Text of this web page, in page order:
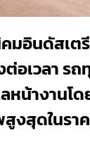
มอินดัสเต
อเวลา ร
หน้างานโ
งสุดในรา